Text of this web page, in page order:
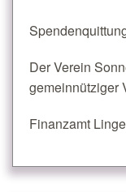
Der Verein
gemeinnütziger
Finanzamt